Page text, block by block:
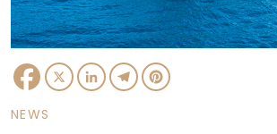
Facebook
X LinkedInTelegram
NEWS